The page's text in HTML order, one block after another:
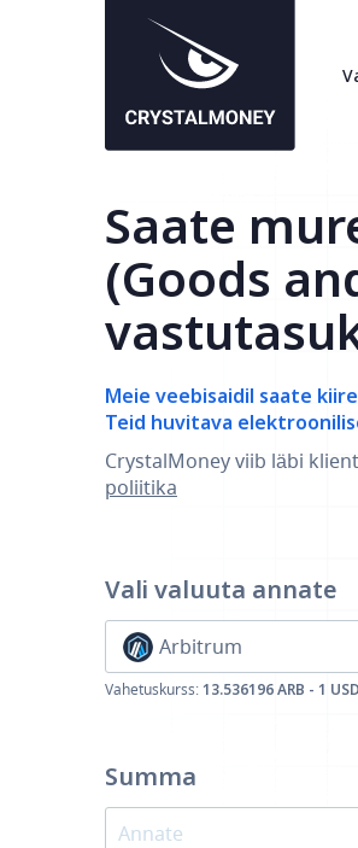
Saate
(Goods
Meie veebisaidil saate
Teid huvitava
CrystalMoney viib läbi
poliitika
Vali valuuta annate
Arbitrum
Vahetuskurss: 13.536196 ARB - 1 USD
Summa